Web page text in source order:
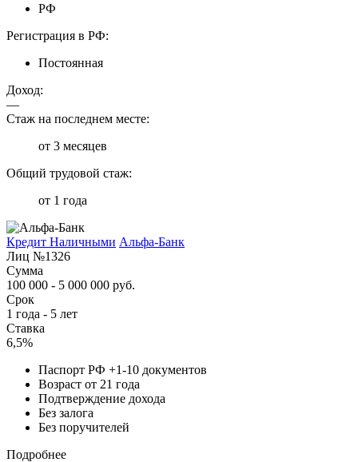
РФ
Регистрация в РФ:
Постоянная
Доход:
—
Стаж на последнем месте:
от 3 месяцев
Общий трудовой стаж:
от 1 года
Кредит Наличными Альфа-Банк
Лиц №1326
Сумма
100 000 - 5 000 000 руб.
Срок
1 года - 5 лет
Ставка
6,5%
Паспорт РФ +1-10 документов
Возраст от 21 года
Подтверждение дохода
Без залога
Без поручителей
Подробнее